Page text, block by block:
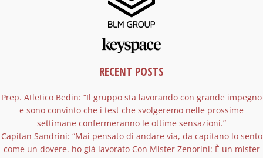
RECENT POSTS
Prep. Atletico Bedin: “Il gruppo sta lavorando con grande impegno
e sono convinto che i test che svolgeremo nelle prossime
settimane confermeranno le ottime sensazioni.”
Capitan Sandrini: “Mai pensato di andare via, da capitano lo sento
come un dovere. ho già lavorato Con Mister Zenorini: È un mister